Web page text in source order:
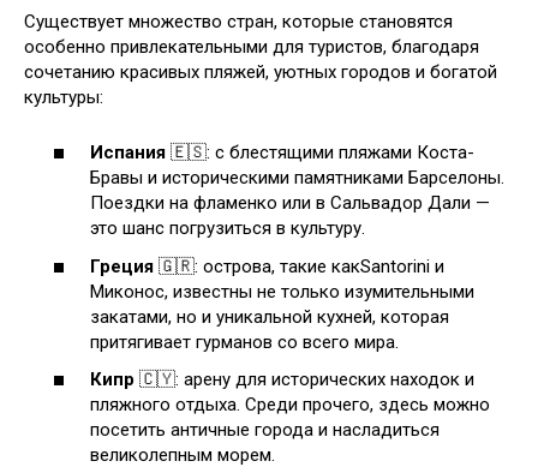
Существует множество стран, которые становятся
особенно привлекательными для туристов, благодаря
сочетанию красивых пляжей, уютных городов и богатой
культуры:
Испания 🇪🇸: с блестящими пляжами Коста-
Бравы и историческими памятниками Барселоны.
Поездки на фламенко или в Сальвадор Дали —
это шанс погрузиться в культуру.
Греция 🇬🇷: острова, такие какSantorini и
Миконос, известны не только изумительными
закатами, но и уникальной кухней, которая
притягивает гурманов со всего мира.
Кипр 🇨🇾: арену для исторических находок и
пляжного отдыха. Среди прочего, здесь можно
посетить античные города и насладиться
великолепным морем.